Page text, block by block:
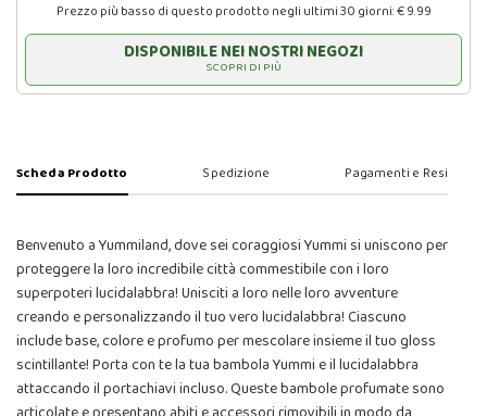
Prezzo più basso di questo prodotto negli ultimi 30 giorni: € 9.99
DISPONIBILE NEI NOSTRI NEGOZI
SCOPRI DI PIÙ
Scheda Prodotto Spedizione Pagamenti e Resi
Benvenuto a Yummiland, dove sei coraggiosi Yummi si uniscono per
proteggere la loro incredibile città commestibile con i loro
superpoteri lucidalabbra! Unisciti a loro nelle loro avventure
creando e personalizzando il tuo vero lucidalabbra! Ciascuno
include base, colore e profumo per mescolare insieme il tuo gloss
scintillante! Porta con te la tua bambola Yummi e il lucidalabbra
attaccando il portachiavi incluso. Queste bambole profumate sono